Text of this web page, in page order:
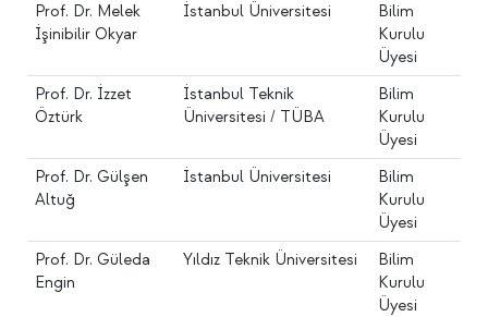
Prof. Dr. Melek
İşinibilir Okyar
İstanbul Üniversitesi
Bilim
Kurulu
Üyesi
Prof. Dr. İzzet
Öztürk
İstanbul Teknik
Üniversitesi / TÜBA
Bilim
Kurulu
Üyesi
Prof. Dr. Gülşen
Altuğ
İstanbul Üniversitesi
Bilim
Kurulu
Üyesi
Prof. Dr. Güleda
Engin
Yıldız Teknik Üniversitesi
Bilim
Kurulu
Üyesi